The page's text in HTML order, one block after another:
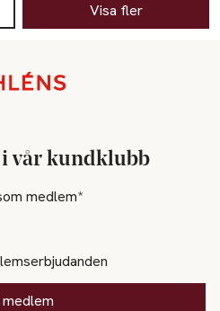
Visa fler
vår kundklubb
medlem*
medlem